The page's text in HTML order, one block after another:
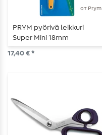
от Prym
PRYM pyörivä leikkuri
Super Mini 18mm
17,40 € *